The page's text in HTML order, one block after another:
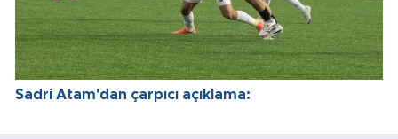
Sadri Atam'dan çarpıcı açıklama: